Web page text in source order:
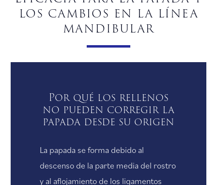
los cambios en la línea
mandibular
Por qué los rellenos
no pueden corregir la
papada desde su origen
La papada se forma debido al
descenso de la parte media del rostro
y al aflojamiento de los ligamentos